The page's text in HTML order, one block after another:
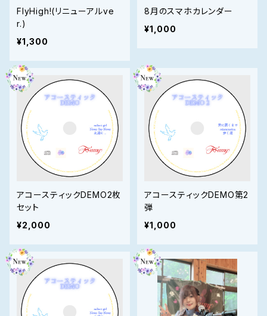
FlyHigh!(リニューアルve
r.)
¥1,300
8月のスマホカレンダー
¥1,000
アコースティックDEMO2枚
セット
¥2,000
アコースティックDEMO第2
弾
¥1,000